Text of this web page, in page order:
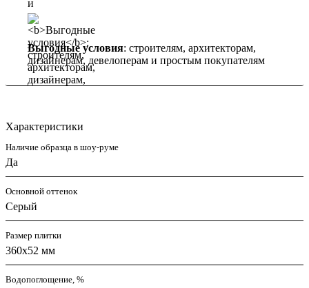
Выгодные условия: строителям, архитекторам,
дизайнерам, девелоперам и простым покупателям
Характеристики
Наличие образца в шоу-руме
Да
Основной оттенок
Серый
Размер плитки
360x52 мм
Водопоглощение, %